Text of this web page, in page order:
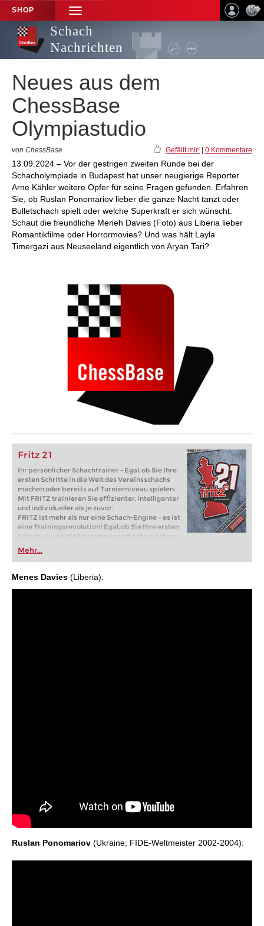
SHOP
TOGGLE
NAVIGATION
Schach
Nachrichten
Neues aus dem
ChessBase
Olympiastudio
von ChessBase Gefällt mir! 0 Kommentare
13.09.2024 – Vor der gestrigen zweiten Runde bei der
Schacholympiade in Budapest hat unser neugierige Reporter
Arne Kähler weitere Opfer für seine Fragen gefunden. Erfahren
Sie, ob Ruslan Ponomariov lieber die ganze Nacht tanzt oder
Bulletschach spielt oder welche Superkraft er sich wünscht.
Schaut die freundliche Meneh Davies (Foto) aus Liberia lieber
Romantikfilme oder Horrormovies? Und was hält Layla
Timergazi aus Neuseeland eigentlich von Aryan Tari?
Fritz 21
Ihr persönlicher Schachtrainer - Egal, ob Sie Ihre
ersten Schritte in die Welt des Vereinsschachs
machen oder bereits auf Turnierniveau spielen:
Mit FRITZ trainieren Sie effizienter, intelligenter
und individueller als je zuvor.
FRITZ ist mehr als nur eine Schach-Engine – es ist
eine Trainingsrevolution! Egal, ob Sie Ihre ersten
Schritte in die Welt des Vereinsschachs machen
oder bereits auf Turnierniveau spielen: Mit
FRITZ trainieren Sie effizienter, intelligenter und
individueller als je zuvor.
Mehr...
Menes Davies (Liberia):
Ruslan Ponomariov (Ukraine; FIDE-Weltmeister 2002-2004):